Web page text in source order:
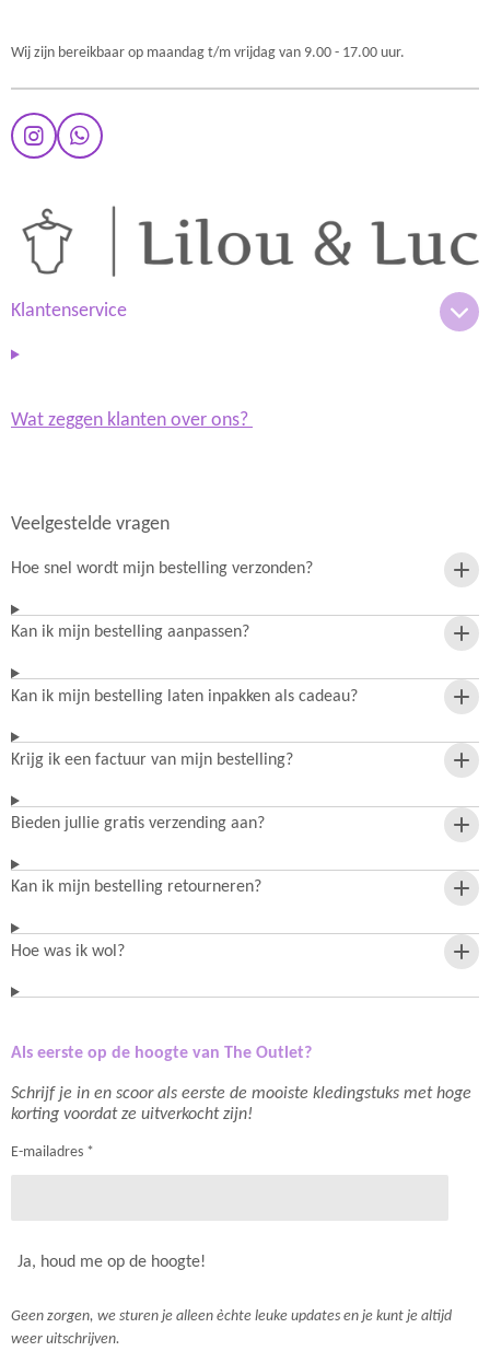
Wij zijn bereikbaar op maandag t/m vrijdag van 9.00 - 17.00 uur.
I
n
a
r
m
W
h
Klantenservice
Wat zeggen klanten over ons?
Veelgestelde vragen
Hoe snel wordt mijn bestelling verzonden?
Kan ik mijn bestelling aanpassen?
Kan ik mijn bestelling laten inpakken als cadeau?
Krijg ik een factuur van mijn bestelling?
Bieden jullie gratis verzending aan?
Kan ik mijn bestelling retourneren?
Hoe was ik wol?
Als eerste op de hoogte van The Outlet?
Schrijf je in en scoor als eerste de mooiste kledingstuks met hoge
korting voordat ze uitverkocht zijn!
E-mailadres *
Ja, houd me op de hoogte!
Geen zorgen, we sturen je alleen èchte leuke updates en je kunt je altijd
weer uitschrijven.